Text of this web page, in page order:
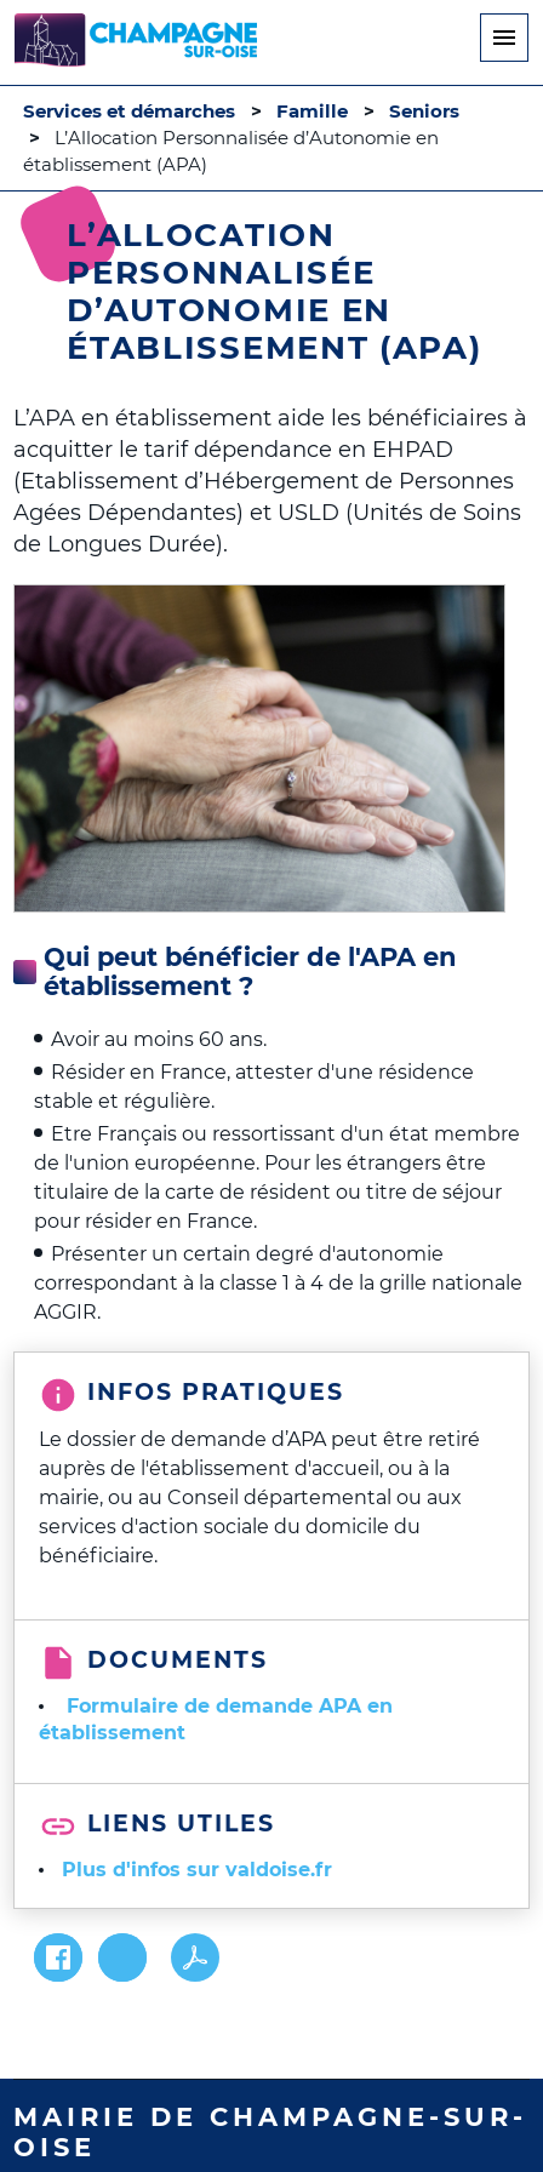
principal
Services et démarches Famille
Seniors
L’Allocation Personnalisée d’Autonomie en
établissement (APA)
L’ALLOCATION
PERSONNALISÉE
D’AUTONOMIE EN
ÉTABLISSEMENT (APA)
L’APA en établissement aide les bénéficiaires à
acquitter le tarif dépendance en EHPAD
(Etablissement d’Hébergement de Personnes
Agées Dépendantes) et USLD (Unités de Soins
de Longues Durée).
Qui peut bénéficier de l'APA en
établissement ?
Avoir au moins 60 ans.
Résider en France, attester d'une résidence
stable et régulière.
Etre Français ou ressortissant d'un état membre
de l'union européenne. Pour les étrangers être
titulaire de la carte de résident ou titre de séjour
pour résider en France.
Présenter un certain degré d'autonomie
correspondant à la classe 1 à 4 de la grille nationale
AGGIR.
INFOS PRATIQUES
Le dossier de demande d’APA peut être retiré
auprès de l'établissement d'accueil, ou à la
mairie, ou au Conseil départemental ou aux
services d'action sociale du domicile du
bénéficiaire.
DOCUMENTS
Formulaire de demande APA en
établissement
LIENS UTILES
Plus d'infos sur valdoise.fr
MAIRIE DE CHAMPAGNE-SUR-
OISE